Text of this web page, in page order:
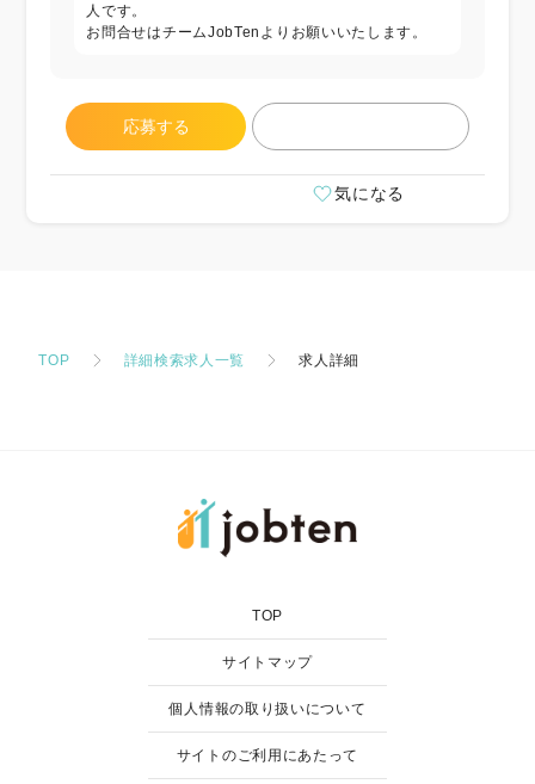
人です。
お問合せはチームJobTenよりお願いいたします。
応募する
気になる
TOP 詳細検索求人一覧 求人詳細
TOP
サイトマップ
個人情報の取り扱いについて
サイトのご利用にあたって